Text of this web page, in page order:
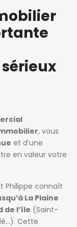
, vous
et d’une
en valeur votre
Philippe connaît
La Plaine
de l’île (Saint-
Cette